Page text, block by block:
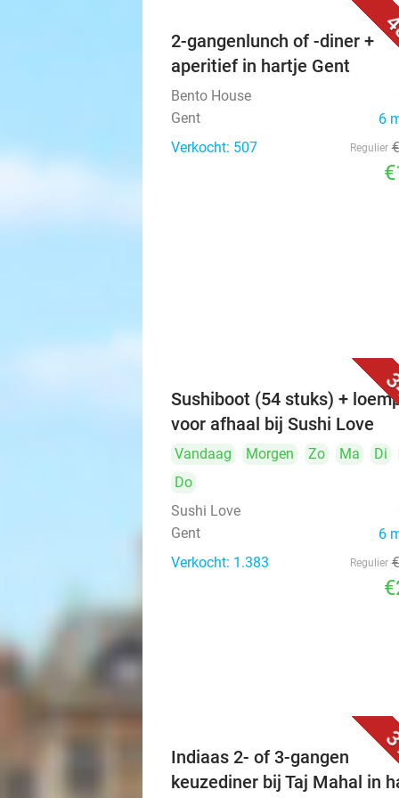
2-gangenlunch of -diner +
aperitief in hartje Gent
Bento House
Gent
6
Verkocht: 507
Regulier
Sushiboot (54 stuks) +
voor afhaal bij Sushi Love
Vandaag Morgen Zo Ma
Di
Do
Sushi Love
Gent
6
Verkocht: 1.383
Regulier
Indiaas 2- of 3-gangen
keuzediner bij Taj Mahal in